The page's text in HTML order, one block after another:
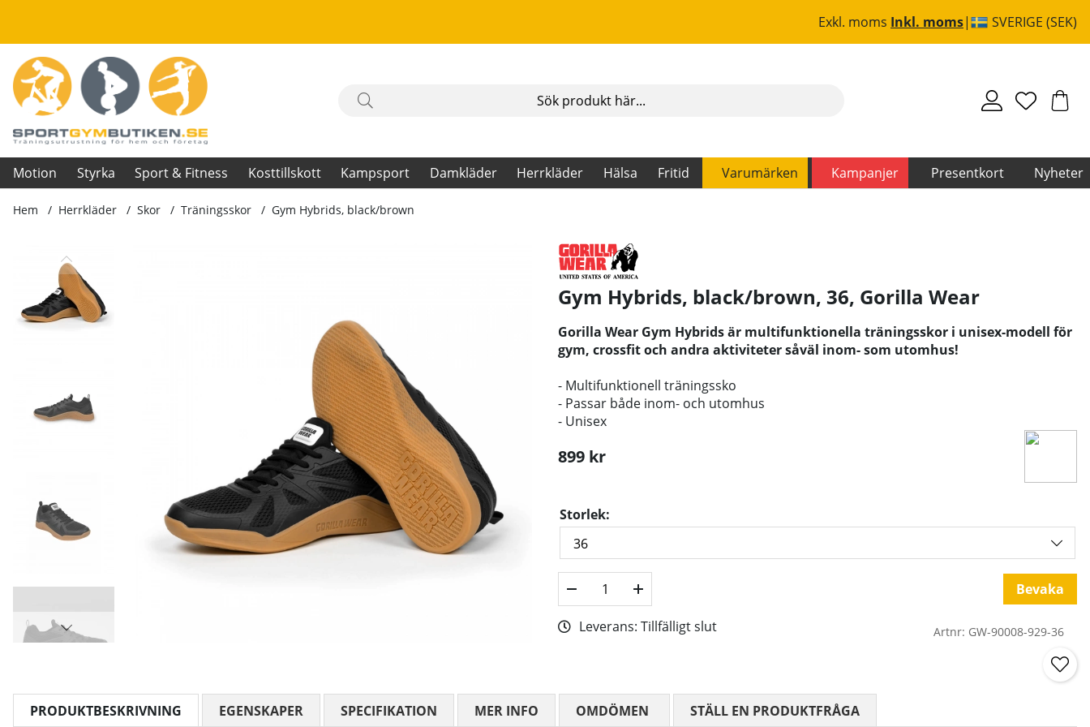
Exkl. moms Inkl. moms SVERIGE (SEK)
Motion Styrka Sport & Fitness Kosttillskott Kampsport Damkläder Herrkläder Hälsa Fritid Varumärken Kampanjer Presentkort Nyheter
Hem Herrkläder Skor Träningsskor Gym Hybrids, black/brown
Produktbilder Gym Hybrids, black/brown
Gym Hybrids, black/brown, 36, Gorilla Wear
Gorilla Wear Gym Hybrids är multifunktionella träningsskor i unisex-modell för
gym, crossfit och andra aktiviteter såväl inom- som utomhus!
- Multifunktionell träningssko
- Passar både inom- och utomhus
- Unisex
899 kr
Storlek:
Bevaka
Leverans: Tillfälligt slut Artnr: GW-90008-929-36
PRODUKTBESKRIVNING EGENSKAPER SPECIFIKATION MER INFO OMDÖMEN MEDELBETYG 0 AV 5 ANTAL BETYG 0
STÄLL EN PRODUKTFRÅGA